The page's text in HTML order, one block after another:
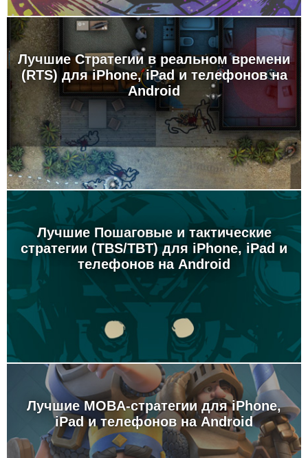
Лучшие Стратегии в реальном времени
(RTS) для iPhone, iPad и телефонов на
Android
Лучшие Пошаговые и тактические
стратегии (TBS/TBT) для iPhone, iPad и
телефонов на Android
Лучшие MOBA-стратегии для iPhone,
iPad и телефонов на Android